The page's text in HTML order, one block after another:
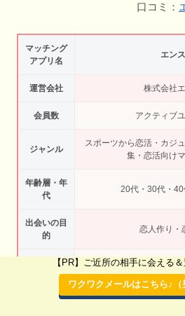
口コミ：
マッチング
アプリ名
エン
運営会社 株式会社
会員数 アクティブ
ジャンル
スポーツから恋活・カジ
集・恋活向け
年齢層・年
代
20代・30代・
出会いの目
的
恋人作り・
アプリの特
全体の会員数が増えてい
が多い・豊富なコミュニ
【PR】ご近所の相手に会える
ワクワクメールはこちら♪（